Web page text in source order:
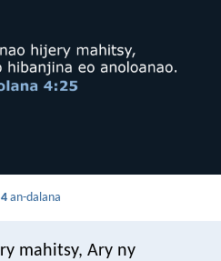
an-dalana
mahitsy, Ary ny